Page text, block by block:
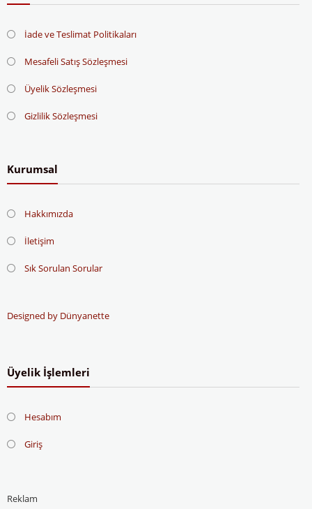
İade ve Teslimat Politikaları
Mesafeli Satış Sözleşmesi
Üyelik Sözleşmesi
Gizlilik Sözleşmesi
Kurumsal
Hakkımızda
İletişim
Sık Sorulan Sorular
Designed by Dünyanette
Üyelik İşlemleri
Hesabım
Giriş
Reklam